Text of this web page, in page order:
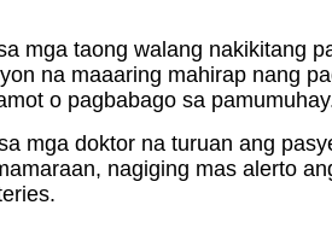
mga taong walang nakikitang
na maaaring mahirap nang
o pagbabago sa
mga doktor na turuan ang
nagiging mas alerto